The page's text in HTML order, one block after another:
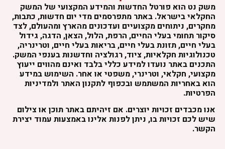
משק נט הוא פורטל החדשות והמידע המקצועי של המשק
החקלאי בישראל. באתר מתפרסמים מדי יום חדשות, כתבות,
מחקרים, ניתוחים מקצועיים ועדכונים מהארץ ומהעולם, לצד
סיקור תחומי בעלי החיים, הרפת, הלול, הצאן, הדגה, גידול
בעלי חיים, תזונת בעלי חיים, בריאות בעלי חיים, וטרינריה,
טכנולוגיות חקלאיות, ציוד, רגולציה וחדשנות בענפי המשק.
התכנים באתר נועדו למידע כללי בלבד ואינם מהווים ייעוץ
מקצועי, חקלאי, וטרינרי, משפטי או אחר. השימוש במידע
הוא באחריות המשתמש ובכפוף לתקנון האתר ולמדיניות
הפרטיות.
אנו מכבדים זכויות יוצרים. אם זיהיתם באתר תוכן או צילום
שיש לכם זכויות בו, ניתן לפנות אלינו באמצעות עמוד יצירת
הקשר.